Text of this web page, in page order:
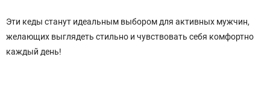
Эти кеды станут идеальным выбором для активных мужчин,
желающих выглядеть стильно и чувствовать себя комфортно
каждый день!